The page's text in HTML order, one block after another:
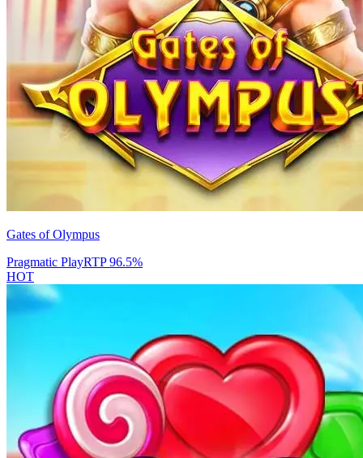
Gates of Olympus
Pragmatic PlayRTP96.5%
HOT